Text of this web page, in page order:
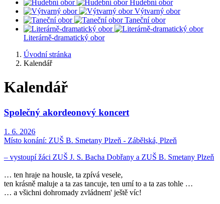
Hudební obor
Výtvarný obor
Taneční obor
Literárně-dramatický obor
Úvodní stránka
Kalendář
Kalendář
Společný akordeonový koncert
1. 6. 2026
Místo konání: ZUŠ B. Smetany Plzeň - Zábělská, Plzeň
– vystoupí žáci ZUŠ J. S. Bacha Dobřany a ZUŠ B. Smetany Plzeň
… ten hraje na housle, ta zpívá vesele,
ten krásně maluje a ta zas tancuje, ten umí to a ta zas tohle …
… a všichni dohromady zvládnem' ještě víc!